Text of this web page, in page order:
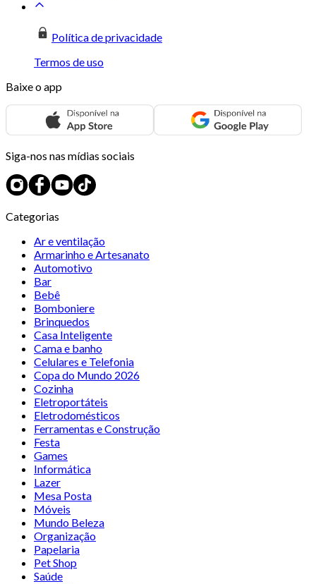
Política de privacidade
Termos de uso
Baixe o app
Siga-nos nas mídias sociais
Categorias
Ar e ventilação
Armarinho e Artesanato
Automotivo
Bar
Bebê
Bomboniere
Brinquedos
Casa Inteligente
Cama e banho
Celulares e Telefonia
Copa do Mundo 2026
Cozinha
Eletroportáteis
Eletrodomésticos
Ferramentas e Construção
Festa
Games
Informática
Lazer
Mesa Posta
Móveis
Mundo Beleza
Organização
Papelaria
Pet Shop
Saúde